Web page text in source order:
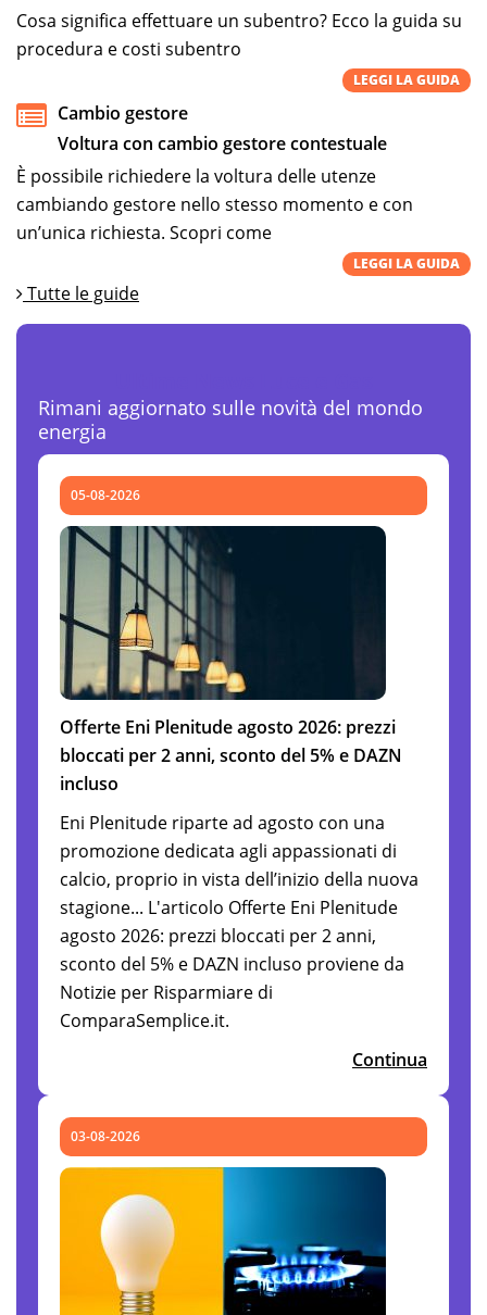
Cosa significa effettuare un subentro? Ecco la guida su
procedura e costi subentro
LEGGI LA GUIDA
Cambio gestore
Voltura con cambio gestore contestuale
È possibile richiedere la voltura delle utenze
cambiando gestore nello stesso momento e con
un’unica richiesta. Scopri come
LEGGI LA GUIDA
Tutte le guide
Rimani aggiornato sulle novità del mondo
energia
05-08-2026
Offerte Eni Plenitude agosto 2026: prezzi
bloccati per 2 anni, sconto del 5% e DAZN
incluso
Eni Plenitude riparte ad agosto con una
promozione dedicata agli appassionati di
calcio, proprio in vista dell’inizio della nuova
stagione... L'articolo Offerte Eni Plenitude
agosto 2026: prezzi bloccati per 2 anni,
sconto del 5% e DAZN incluso proviene da
Notizie per Risparmiare di
ComparaSemplice.it.
Continua
03-08-2026